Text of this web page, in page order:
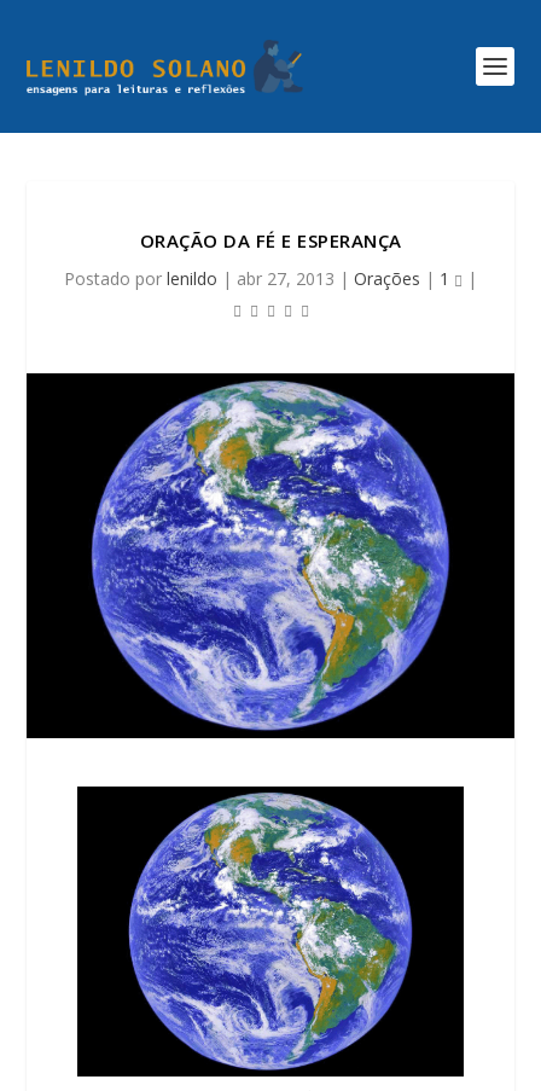
ORAÇÃO DA FÉ E ESPERANÇA
Postado por lenildo | abr 27, 2013 | Orações | 1 |